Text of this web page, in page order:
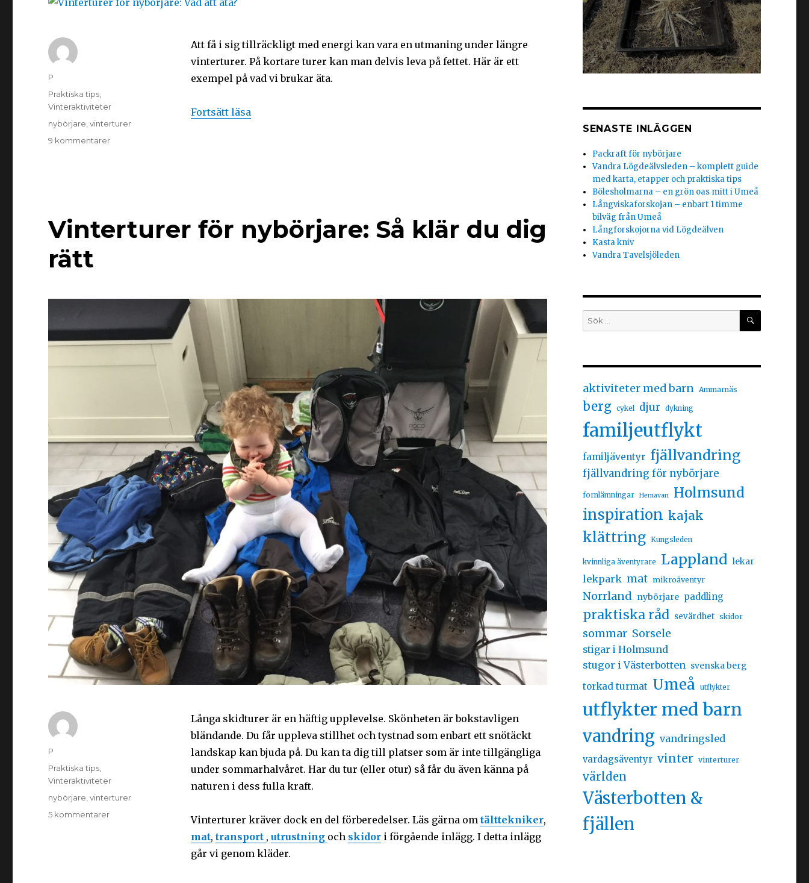
Att få i sig tillräckligt med energi kan vara en utmaning under längre
vinterturer. På kortare turer kan man delvis leva på fettet. Här är ett
exempel på vad vi brukar äta.
Fortsätt läsa
P
Praktiska tips
Vinteraktiviteter
nybörjare ,vinterturer
9 kommentarer
Vinterturer för nybörjare: Så klär du dig
rätt
Långa skidturer är en häftig upplevelse. Skönheten är bokstavligen
bländande. Du får uppleva stillhet och tystnad som enbart ett snötäckt
landskap kan bjuda på. Du kan ta dig till platser som är inte tillgängliga
under sommarhalvåret. Har du tur (eller otur) så får du även känna på
naturen i dess fulla kraft.
Vinterturer kräver dock en del förberedelser. Läs gärna om tälttekniker,
mat, transport , utrustning och skidori förgående inlägg. I detta inlägg
går vi genom kläder.
P
Praktiska tips
Vinteraktiviteter
nybörjare ,vinterturer
5 kommentarer
SENASTE INLÄGGEN
Packraft för nybörjare
Vandra Lögdeälvsleden – komplett guide
med karta, etapper och praktiska tips
Bölesholmarna – en grön oas mitt i Umeå
Långviskaforskojan – enbart 1 timme
bilväg från Umeå
Långforskojorna vid Lögdeälven
Kasta kniv
Vandra Tavelsjöleden
aktiviteter med barn Ammarnäs
berg cykel djur dykning
familjeutflykt
familjäventyr fjällvandring
fjällvandring för nybörjare
fornlämningar Hemavan Holmsund
inspiration kajak
klättring Kungsleden
kvinnliga äventyrare Lappland lekar
lekpark mat mikroäventyr
Norrland nybörjare paddling
praktiska råd sevärdhet skidor
sommar Sorsele
stigar i Holmsund
stugor i Västerbotten svenska berg
torkad turmat Umeå utflykter
utflykter med barn
vandring vandringsled
vardagsäventyr vinter vinterturer
världen
Västerbotten &
fjällen